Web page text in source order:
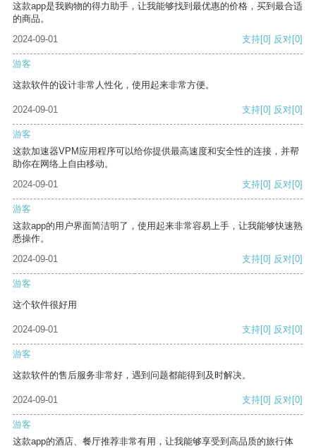
这款app是我购物的得力助手，让我能够找到最优惠的价格，买到最合适
的商品。
2024-09-01
支持[0] 反对[0]
游客
这款软件的设计非常人性化，使用起来非常方便。
2024-09-01 支持[0] 反对[0]
游客
这款加速器VPM应用程序可以给你提供最高速度和安全性的连接，并帮
助你在网络上自由移动。
2024-09-01
支持[0] 反对[0]
游客
这款app的用户界面简洁明了，使用起来非常容易上手，让我能够快速熟
悉操作。
2024-09-01
支持[0] 反对[0]
游客
这个软件很好用
2024-09-01 支持[0] 反对[0]
游客
这款软件的售后服务非常好，遇到问题都能得到及时解决。
2024-09-01 支持[0] 反对[0]
游客
这款app的酒店、餐厅推荐非常有用，让我能够享受到高品质的旅行体